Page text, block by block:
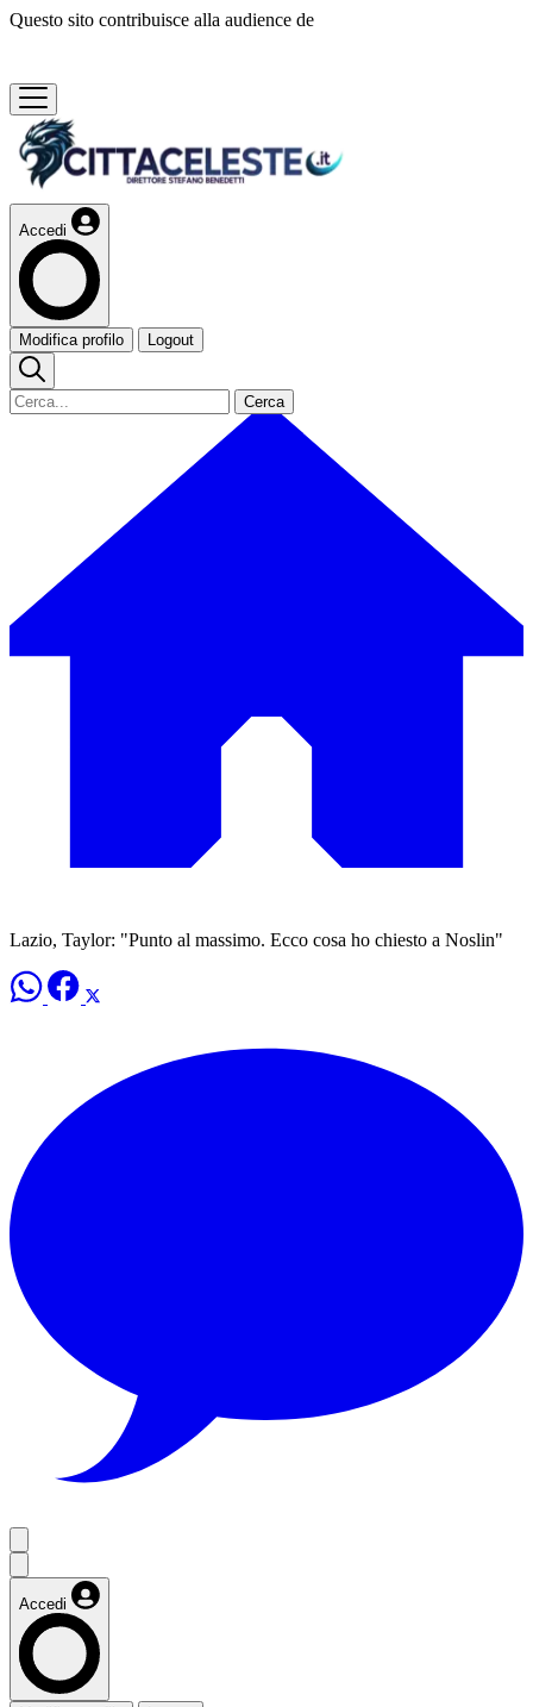
Questo sito contribuisce alla audience de
Accedi
Modifica profilo Logout
Cerca
Lazio, Taylor: "Punto al massimo. Ecco cosa ho chiesto a Noslin"
Accedi